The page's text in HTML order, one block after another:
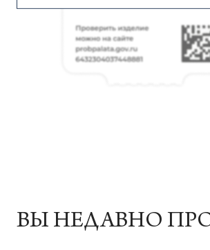
ВЫ НЕДАВНО